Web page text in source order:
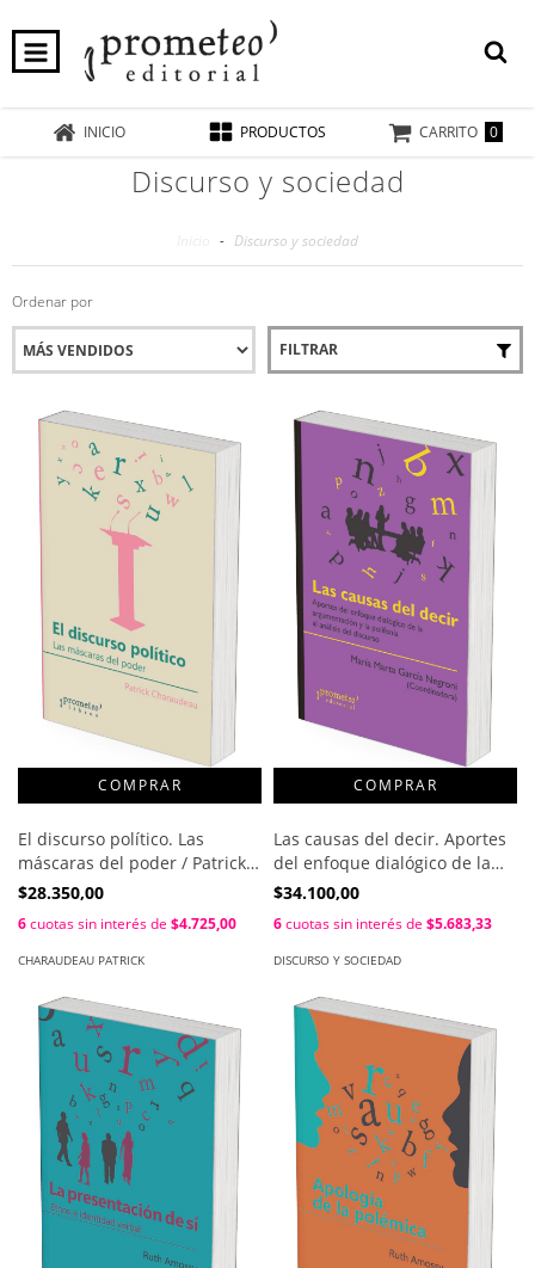
INICIO PRODUCTOS CARRITO 0
Discurso y sociedad
- Discurso y sociedad
Ordenar por
FILTRAR
El discurso político. Las
máscaras del poder / Patrick
Charaudeau
$28.350,00
6cuotas sin interés de $4.725,00
CHARAUDEAU PATRICK
Las causas del decir. Aportes
del enfoque dialógico de la
argumentación y la polifonía
María Marta García Negroni
$34.100,00
6cuotas sin interés de $5.683,33
DISCURSO Y SOCIEDAD